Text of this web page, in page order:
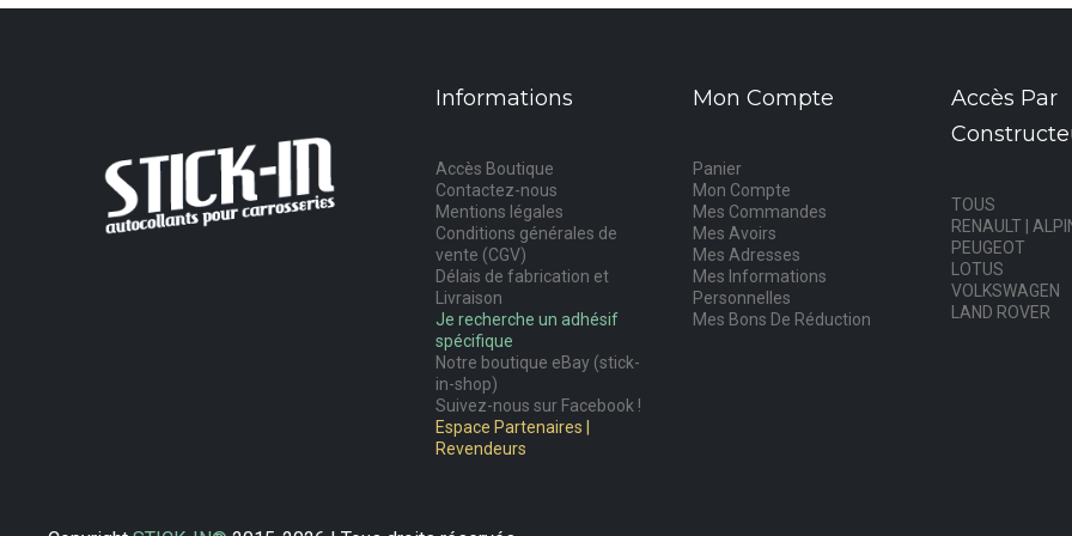
Informations
Accès Boutique
Contactez-nous
Mentions légales
Conditions générales de
vente (CGV)
Délais de fabrication et
Livraison
Je recherche un adhésif
spécifique
Notre boutique eBay (stick-
in-shop)
Suivez-nous sur Facebook !
Espace Partenaires |
Revendeurs
Mon Compte
Panier
Mon Compte
Mes Commandes
Mes Avoirs
Mes Adresses
Mes Informations
Personnelles
Mes Bons De Réduction
Accès Par
TOUS
RENAULT |
PEUGEOT
LOTUS
VOLKSWAGEN
LAND ROVER